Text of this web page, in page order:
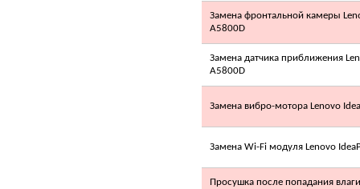
Замена фронтальной камеры
A5800D
Замена датчика приближения
A5800D
Замена вибро-мотора Lenovo
Замена Wi-Fi модуля Lenovo
Просушка после попадания